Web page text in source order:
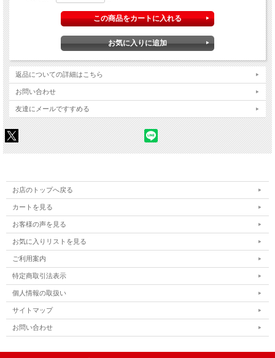
返品についての詳細はこちら
お問い合わせ
友達にメールですすめる
お店のトップへ戻る
カートを見る
お客様の声を見る
お気に入りリストを見る
ご利用案内
特定商取引法表示
個人情報の取扱い
サイトマップ
お問い合わせ